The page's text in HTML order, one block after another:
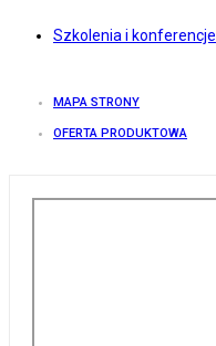
Szkolenia i konferencje
MAPA STRONY
OFERTA PRODUKTOWA